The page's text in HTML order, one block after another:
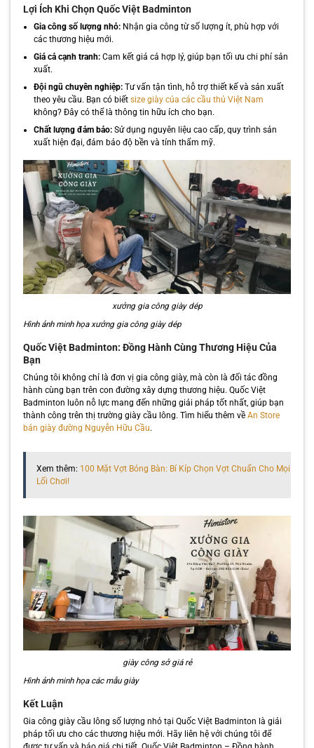
Lợi Ích Khi Chọn Quốc Việt Badminton
Gia công số lượng nhỏ:Nhận gia công từ số lượng ít, phù hợp với
các thương hiệu mới.
Giá cả cạnh tranh:Cam kết giá cả hợp lý, giúp bạn tối ưu chi phí sản
xuất.
Đội ngũ chuyên nghiệp:Tư vấn tận tình, hỗ trợ thiết kế và sản xuất
theo yêu cầu. Bạn có biết size giày của các cầu thủ Việt Nam
không? Đây có thể là thông tin hữu ích cho bạn.
Chất lượng đảm bảo:Sử dụng nguyên liệu cao cấp, quy trình sản
xuất hiện đại, đảm bảo độ bền và tính thẩm mỹ.
xưởng gia công giày dép
Hình ảnh minh họa xưởng gia công giày dép
Quốc Việt Badminton: Đồng Hành Cùng Thương Hiệu Của
Bạn
Chúng tôi không chỉ là đơn vị gia công giày, mà còn là đối tác đồng
hành cùng bạn trên con đường xây dựng thương hiệu. Quốc Việt
Badminton luôn nỗ lực mang đến những giải pháp tốt nhất, giúp bạn
thành công trên thị trường giày cầu lông. Tìm hiểu thêm về An Store
bán giày đường Nguyễn Hữu Cầu.
Xem thêm: 100 Mặt Vợt Bóng Bàn: Bí Kíp Chọn Vợt Chuẩn Cho Mọi
Lối Chơi!
giày công sở giá rẻ
Hình ảnh minh họa các mẫu giày
Kết Luận
Gia công giày cầu lông số lượng nhỏ tại Quốc Việt Badminton là giải
pháp tối ưu cho các thương hiệu mới. Hãy liên hệ với chúng tôi để